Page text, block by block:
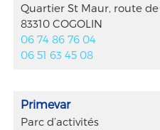
Quartier St Maur, route
83310 COGOLIN
06 74 86 76 04
06 51 63 45 08
Primevar
Parc d’activités